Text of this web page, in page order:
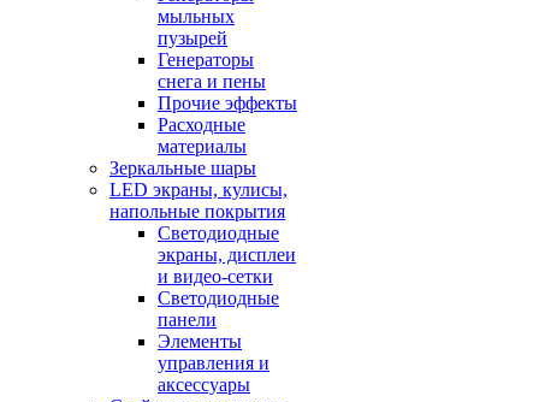
мыльных
пузырей
Генераторы
снега и пены
Прочие эффекты
Расходные
материалы
Зеркальные шары
LED экраны, кулисы,
напольные покрытия
Светодиодные
экраны, дисплеи
и видео-сетки
Светодиодные
панели
Элементы
управления и
аксессуары